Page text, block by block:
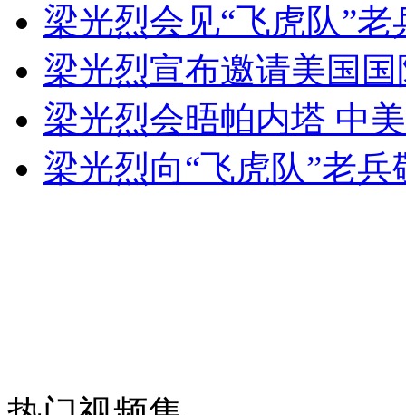
女孩北京地铁殴打老人 痛下狠手拳打脚踢
无痛分娩是否安全 医生回应
梁光烈会见“飞虎队”老
梁光烈宣布邀请美国
梁光烈会晤帕内塔 中
梁光烈向“飞虎队”老